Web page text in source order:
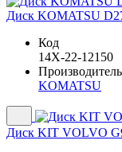
Диск KOMATSU
Код
14X-22-12150
Производитель
KOMATSU
Диск KIT VOLVO